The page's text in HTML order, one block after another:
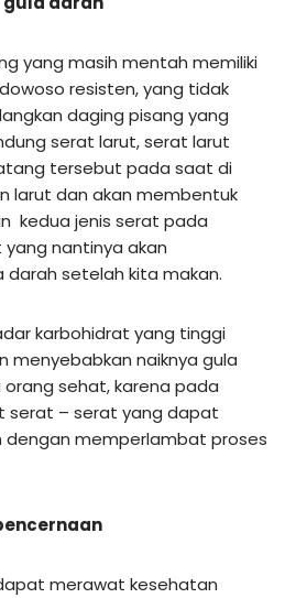
yang masih mentah memiliki
resisten, yang tidak
daging pisang yang
serat larut, serat larut
tersebut pada saat di
larut dan akan membentuk
kedua jenis serat pada
nantinya akan
setelah kita makan.
karbohidrat yang tinggi
menyebabkan naiknya gula
sehat, karena pada
serat – serat yang dapat
memperlambat proses
merawat kesehatan